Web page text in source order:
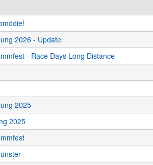
2026 - Update
- Race Days Long Distance
2025
2025